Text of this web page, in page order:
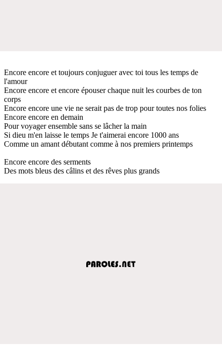
Encore encore et toujours conjuguer avec toi tous les temps de
l'amour
Encore encore et encore épouser chaque nuit les courbes de ton
corps
Encore encore une vie ne serait pas de trop pour toutes nos folies
Encore encore en demain
Pour voyager ensemble sans se lâcher la main
Si dieu m'en laisse le temps Je t'aimerai encore 1000 ans
Comme un amant débutant comme à nos premiers printemps
Encore encore des serments
Des mots bleus des câlins et des rêves plus grands